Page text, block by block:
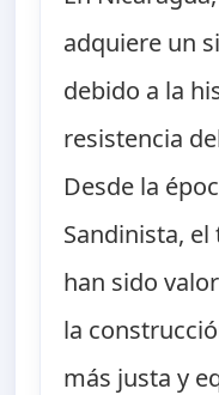
adquiere un
debido a la
resistencia
Desde la
Sandinista,
han sido
la
más justa y